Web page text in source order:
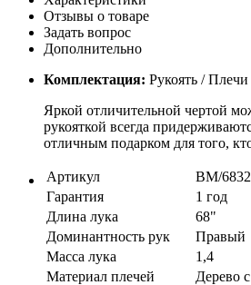
Отзывы о товаре
Задать вопрос
Дополнительно
Комплектация: Рукоять / Плечи
Яркой отличительной чертой
рукояткой всегда
отличным подарком для того,
Артикул
BM/
Гарантия
1 год
Длина лука
68"
Доминантность рук
Правый
Масса лука
1,4
Материал плечей
Дерево